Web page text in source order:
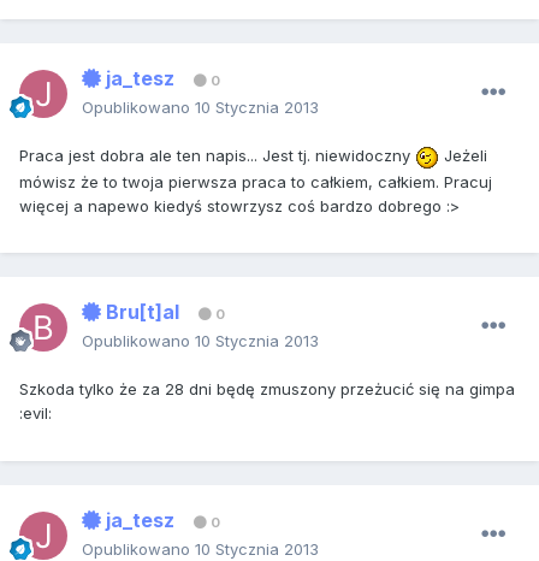
ja_tesz 0
Opublikowano 10 Stycznia 2013
Praca jest dobra ale ten napis... Jest tj. niewidoczny
Jeżeli
mówisz że to twoja pierwsza praca to całkiem, całkiem. Pracuj
więcej a napewo kiedyś stowrzysz coś bardzo dobrego :>
Bru[t]al 0
Opublikowano 10 Stycznia 2013
Szkoda tylko że za 28 dni będę zmuszony przeżucić się na gimpa
:evil:
ja_tesz 0
Opublikowano 10 Stycznia 2013